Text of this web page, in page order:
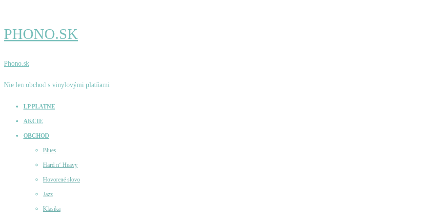
PHONO.SK
Phono.sk
Nie len obchod s vinylovými platňami
LP PLATNE
AKCIE
OBCHOD
Blues
Hard n‘ Heavy
Hovorené slovo
Jazz
Klasika